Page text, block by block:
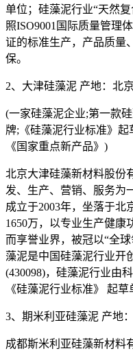
单位；硅藻泥行业“天然
照ISO9001国际质量管理
证的标准生产，产品质量
保。
2、大津硅藻泥 产地：北京
(一家硅藻泥企业;第一款
牌;《硅藻泥行业标准》
《国家重点新产品》)
北京大津硅藻新材料股份
发、生产、营销、服务为
成立于2003年，坐落于北
1650万，以专业生产健
而享誉业界，被冠以“全
藻泥是中国硅藻泥行业开
(430098)，硅藻泥行业由
《硅藻泥行业标准》 起草
3、期米利亚硅藻泥 产地
成都斯米利亚硅藻新材料